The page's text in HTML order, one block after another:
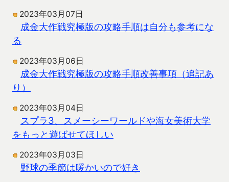
2023年03月07日
成金大作戦究極版の攻略手順は自分も参考にな
る
2023年03月06日
成金大作戦究極版の攻略手順改善事項（追記あ
り）
2023年03月04日
スプラ3、スメーシーワールドや海女美術大学
をもっと遊ばせてほしい
2023年03月03日
野球の季節は暖かいので好き